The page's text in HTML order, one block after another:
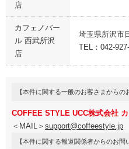
店
カフェノバー
ル 西武所沢
店
埼玉県所沢市
TEL：042-
【本件に関する一般のお客さまからの
COFFEE STYLE UCC株式会社
＜MAIL＞ support@coffeestyle.jp
【本件に関する報道関係者からのお問